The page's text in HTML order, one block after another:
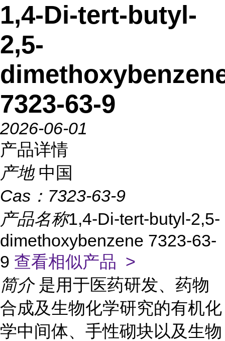
1,4-Di-tert-butyl-
2,5-
7323-63-9
2026-06-01
产品详情
产地 中国
Cas： 7323-63-9
产品名称1,4-Di-tert-butyl-2,5-
dimethoxybenzene 7323-63-
9 查看相似产品 >
简介 是用于医药研发、药物
合成及生物化学研究的有机化
学中间体、手性砌块以及生物